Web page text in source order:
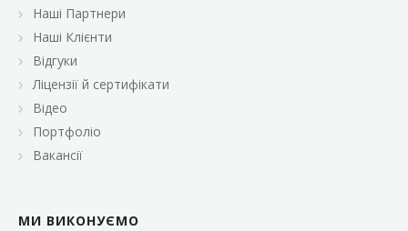
Наші Партнери
Наші Клієнти
Відгуки
Ліцензії й сертифікати
Відео
Портфоліо
Вакансії
МИ ВИКОНУЄМО